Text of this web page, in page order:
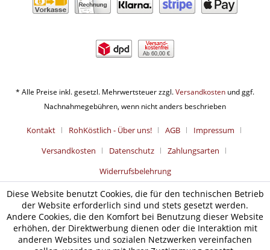
Ab 60,00 €
* Alle Preise inkl. gesetzl. Mehrwertsteuer zzgl.Versandkosten und ggf.
Nachnahmegebühren, wenn nicht anders beschrieben
Kontakt RohKöstlich - Über uns! AGB
Impressum
Versandkosten
Datenschutz
Zahlungsarten
Widerrufsbelehrung
Diese Website benutzt Cookies, die für den technischen Betrieb
der Website erforderlich sind und stets gesetzt werden.
Andere Cookies, die den Komfort bei Benutzung dieser Website
erhöhen, der Direktwerbung dienen oder die Interaktion mit
anderen Websites und sozialen Netzwerken vereinfachen